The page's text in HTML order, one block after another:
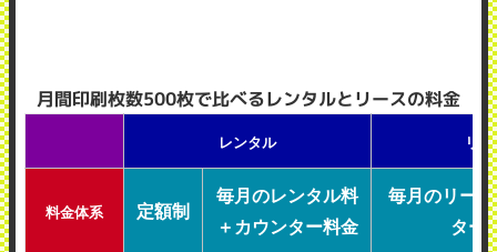
月間印刷枚数500枚で比べるレンタルとリースの料金
レンタル リ
料金体系 定額制
毎月のレンタル料
＋カウンター料金
毎月のリー
ター